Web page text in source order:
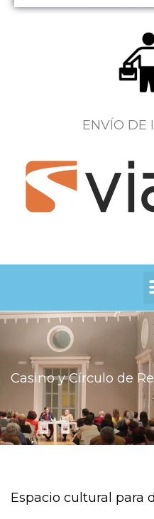
ENVÍO DE
Casino y Círculo de
Espacio cultural para